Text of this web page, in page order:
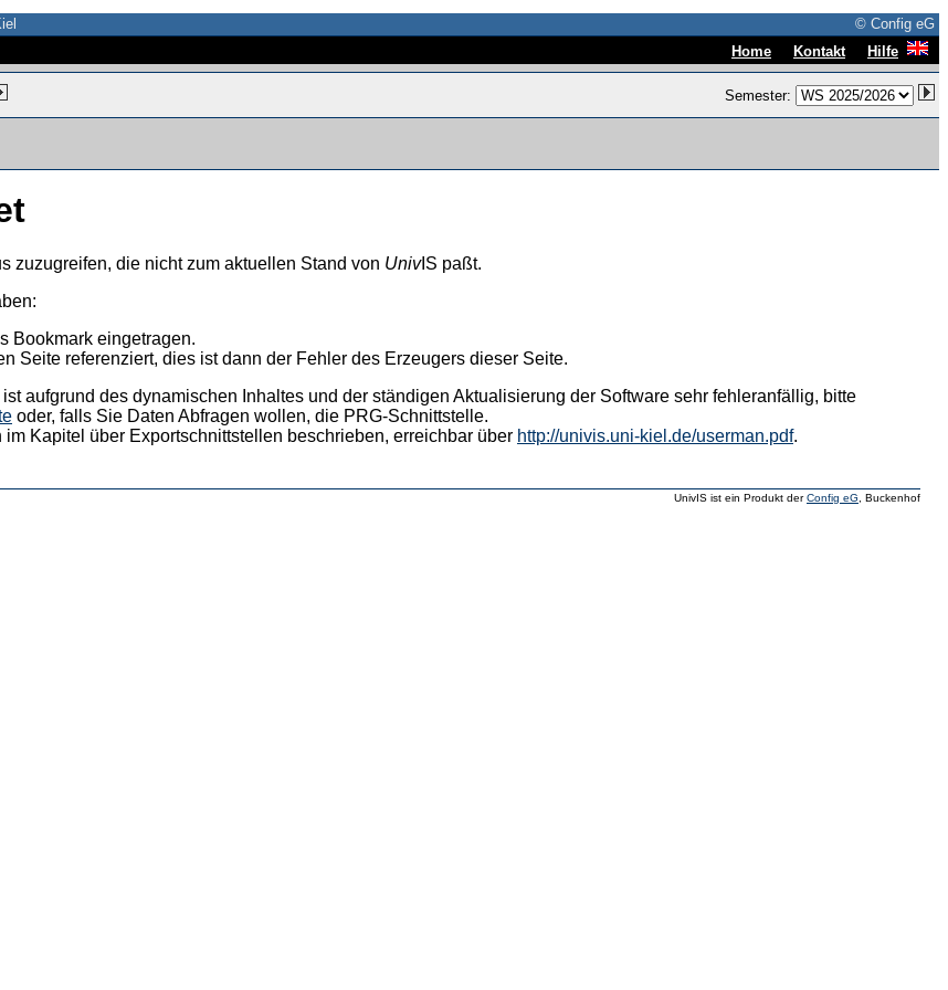
© Config eG
Home Kontakt Hilfe
Semester:
zuzugreifen, die nicht zum aktuellen Stand von UnivIS paßt.
Bookmark eingetragen.
Seite referenziert, dies ist dann der Fehler des Erzeugers dieser Seite.
aufgrund des dynamischen Inhaltes und der ständigen Aktualisierung der Software sehr fehleranfällig, bitte
oder, falls Sie Daten Abfragen wollen, die PRG-Schnittstelle.
Kapitel über Exportschnittstellen beschrieben, erreichbar über http://univis.uni-kiel.de/userman.pdf.
UnivIS ist ein Produkt derConfig eG , Buckenhof